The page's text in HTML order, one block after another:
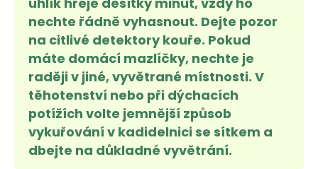
nechte řádně vyhasnout. Dejte pozor
na citlivé detektory kouře. Pokud
máte domácí mazlíčky, nechte je
raději v jiné, vyvětrané místnosti. V
těhotenství nebo při dýchacích
potížích volte jemnější způsob
vykuřování v kadidelnici se sítkem a
dbejte na důkladné vyvětrání.